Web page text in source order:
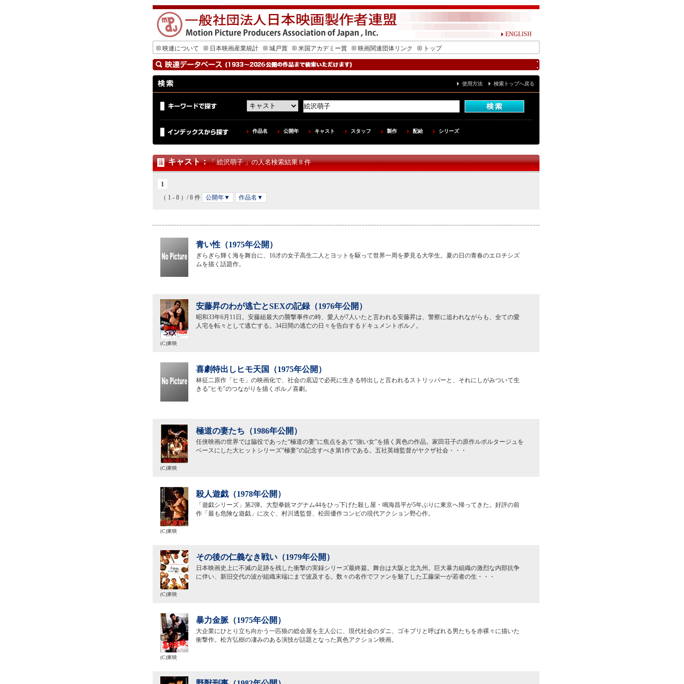
ENGLISH
映連について
日本映画産業統計 城戸賞 米国アカデミー賞 映画関連団体リンク トップ
使用方法 検索トップへ戻る
作品名 公開年 キャスト スタッフ 製作 配給 シリーズ
キャスト：「 絵沢萌子 」の人名検索結果 8 件
1
（ 1 - 8 ）/ 8 件 公開年▼ 作品名▼
青い性（1975年公開）
ぎらぎら輝く海を舞台に、16才の女子高生二人とヨットを駆って世界一周を夢見る大学生。夏の日の青春のエロチシズ
ムを描く話題作。
安藤昇のわが逃亡とSEXの記録（1976年公開）
昭和33年6月11日。安藤組最大の襲撃事件の時、愛人が7人いたと言われる安藤昇は、警察に追われながらも、全ての愛
人宅を転々として逃亡する。34日間の逃亡の日々を告白するドキュメントポルノ。
(C)東映
喜劇特出しヒモ天国（1975年公開）
林征二原作「ヒモ」の映画化で、社会の底辺で必死に生きる特出しと言われるストリッパーと、それにしがみついて生
きる″ヒモ″のつながりを描くポルノ喜劇。
極道の妻たち（1986年公開）
任侠映画の世界では脇役であった“極道の妻”に焦点をあて“強い女”を描く異色の作品。家田荘子の原作ルポルタージュを
ベースにした大ヒットシリーズ“極妻”の記念すべき第1作である。五社英雄監督がヤクザ社会・・・
(C)東映
殺人遊戯（1978年公開）
「遊戯シリーズ」第2弾。大型拳銃マグナム44をひっ下げた殺し屋・鳴海昌平が5年ぶりに東京へ帰ってきた。好評の前
作「最も危険な遊戯」に次ぐ、村川透監督、松田優作コンビの現代アクション野心作。
(C)東映
その後の仁義なき戦い（1979年公開）
日本映画史上に不滅の足跡を残した衝撃の実録シリーズ最終篇。舞台は大阪と北九州。巨大暴力組織の激烈な内部抗争
に伴い、新旧交代の波が組織末端にまで波及する。数々の名作でファンを魅了した工藤栄一が若者の生・・・
(C)東映
暴力金脈（1975年公開）
大企業にひとり立ち向かう一匹狼の総会屋を主人公に、現代社会のダニ、ゴキブリと呼ばれる男たちを赤裸々に描いた
衝撃作。松方弘樹の凄みのある演技が話題となった異色アクション映画。
(C)東映